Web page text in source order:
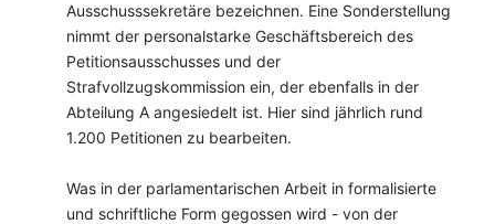
Ausschusssekretäre bezeichnen. Eine Sonderstellung
nimmt der personalstarke Geschäftsbereich des
Petitionsausschusses und der
Strafvollzugskommission ein, der ebenfalls in der
Abteilung A angesiedelt ist. Hier sind jährlich rund
1.200 Petitionen zu bearbeiten.
Was in der parlamentarischen Arbeit in formalisierte
und schriftliche Form gegossen wird - von der